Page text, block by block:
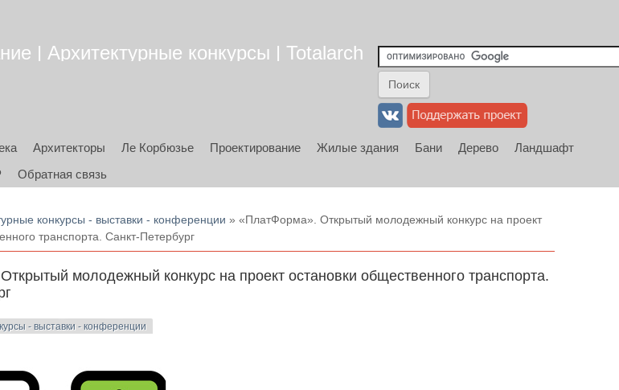
| Архитектурные конкурсы | Totalarch
Архитекторы Ле Корбюзье Проектирование Жилые здания Бани Дерево
Ландшафт
Обратная связь
конкурсы - выставки - конференции » «ПлатФорма». Открытый молодежный конкурс на проект
транспорта. Санкт-Петербург
молодежный конкурс на проект остановки общественного транспорта.
- выставки - конференции